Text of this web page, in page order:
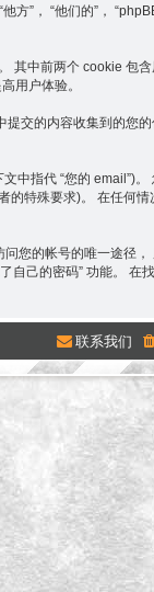
方”， “他们的”，
中前两个 cookie 包
用户体验。
交的内容收集到的您
中指代 “您的 email”)
特殊要求)。 在任何
您的帐号的唯一途径
自己的密码” 功能。 在
联系我们